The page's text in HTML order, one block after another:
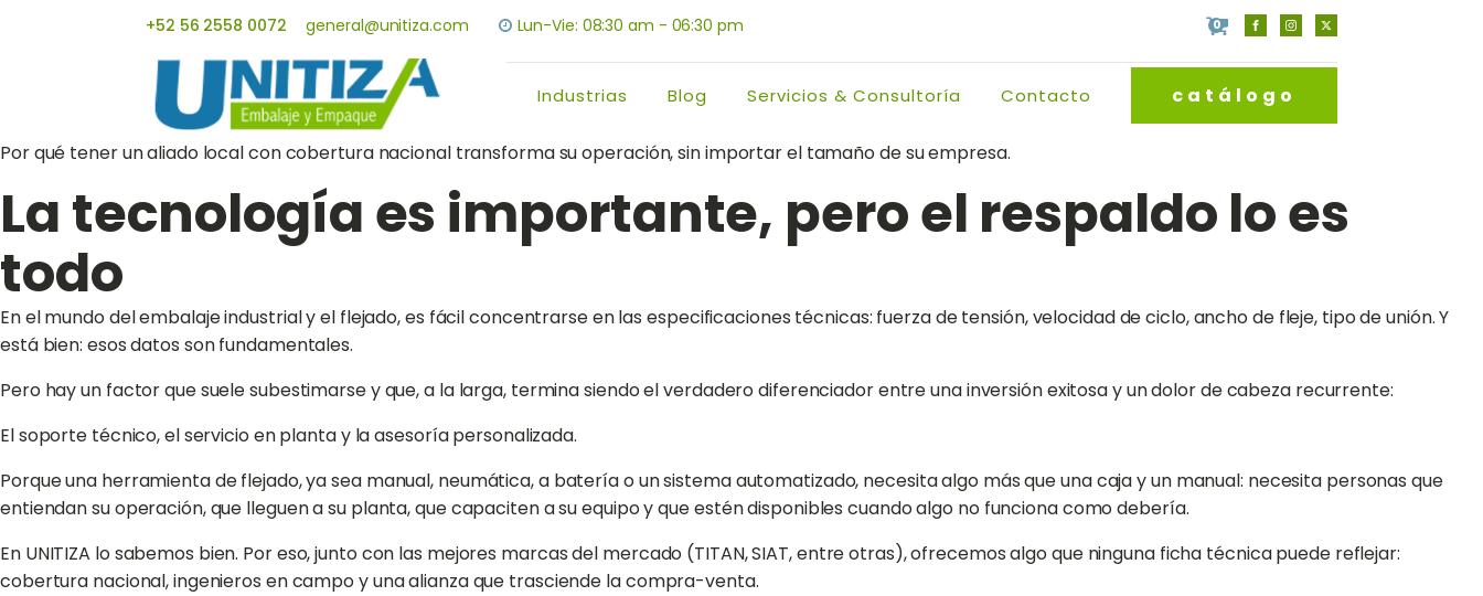
+52 56 2558 0072 general@unitiza.com Lun-Vie: 08:30 am - 06:30 pm 0
Industrias Blog Servicios & Consultoría Contacto catálogo
Por qué tener un aliado local con cobertura nacional transforma su operación, sin importar el tamaño de su empresa.
La tecnología es importante, pero el respaldo lo es
todo
En el mundo del embalaje industrial y el flejado, es fácil concentrarse en las especificaciones técnicas: fuerza de tensión, velocidad de ciclo, ancho de fleje, tipo de unión. Y
está bien: esos datos son fundamentales.
Pero hay un factor que suele subestimarse y que, a la larga, termina siendo el verdadero diferenciador entre una inversión exitosa y un dolor de cabeza recurrente:
El soporte técnico, el servicio en planta y la asesoría personalizada.
Porque una herramienta de flejado, ya sea manual, neumática, a batería o un sistema automatizado, necesita algo más que una caja y un manual: necesita personas que
entiendan su operación, que lleguen a su planta, que capaciten a su equipo y que estén disponibles cuando algo no funciona como debería.
En UNITIZA lo sabemos bien. Por eso, junto con las mejores marcas del mercado (TITAN, SIAT, entre otras), ofrecemos algo que ninguna ficha técnica puede reflejar:
cobertura nacional, ingenieros en campo y una alianza que trasciende la compra-venta.